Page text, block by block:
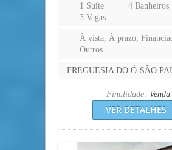
1 Suíte
4 Banheiros
3 Vagas
À vista, À prazo,
Outros...
FREGUESIA DO Ó-SÃO
Finalidade: Venda
VER DETALHES